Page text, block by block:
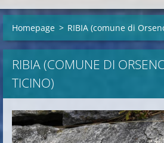
Homepage > RIBIA (comune di
RIBIA (COMUNE DI
TICINO)